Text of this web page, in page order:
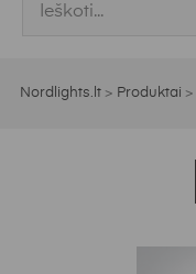
Nordlights.lt > Produktai >